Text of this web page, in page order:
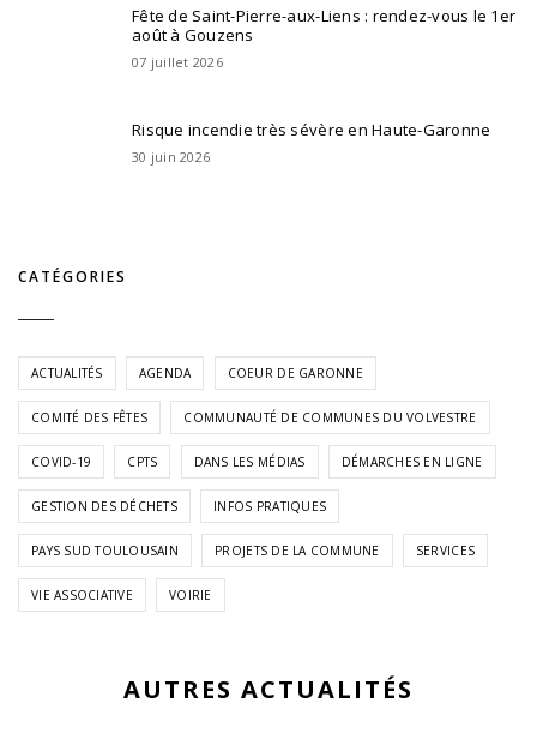
Fête de Saint-Pierre-aux-Liens : rendez-vous le 1er
août à Gouzens
07 juillet 2026
Risque incendie très sévère en Haute-Garonne
30 juin 2026
CATÉGORIES
ACTUALITÉS AGENDA COEUR DE GARONNE
COMITÉ DES FÊTES COMMUNAUTÉ DE COMMUNES DU VOLVESTRE
COVID-19 CPTS DANS LES MÉDIAS DÉMARCHES EN LIGNE
GESTION DES DÉCHETS INFOS PRATIQUES
PAYS SUD TOULOUSAIN PROJETS DE LA COMMUNE SERVICES
VIE ASSOCIATIVE VOIRIE
AUTRES ACTUALITÉS